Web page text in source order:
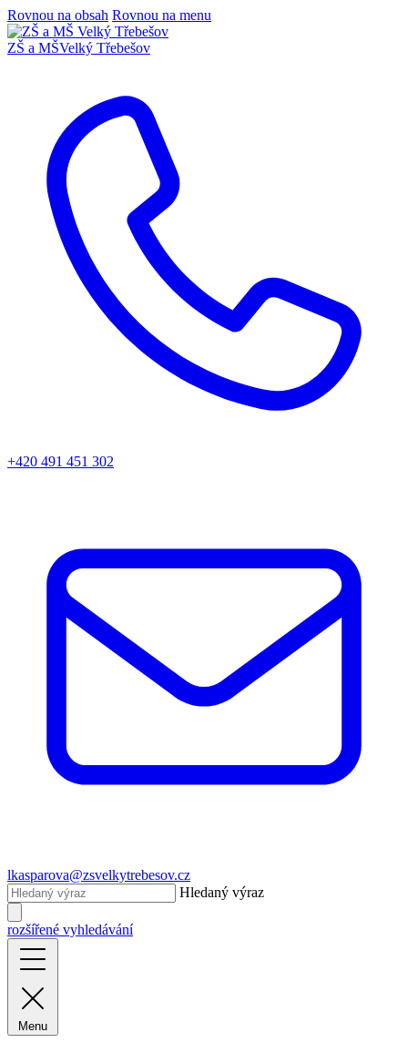
Rovnou na obsah Rovnou na menu
ZŠ a MŠVelký Třebešov
+420 491 451 302
lkasparova@zsvelkytrebesov.cz
Hledaný výraz
rozšířené vyhledávání
Menu